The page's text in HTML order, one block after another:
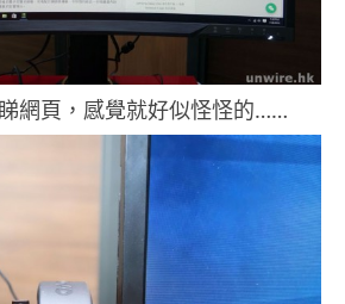
網頁，感覺就好似怪怪的……